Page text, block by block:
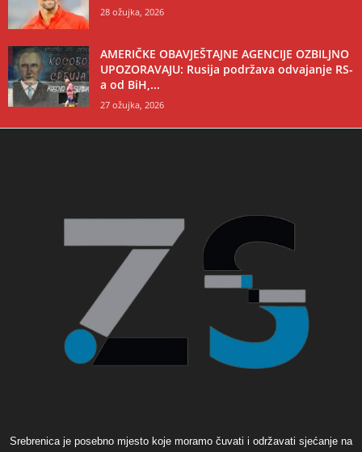
28 ožujka, 2026
AMERIČKE OBAVJEŠTAJNE AGENCIJE OZBILJNO
UPOZORAVAJU: Rusija podržava odvajanje RS-
a od BiH,...
27 ožujka, 2026
Srebrenica je posebno mjesto koje moramo čuvati i održavati sjećanje na